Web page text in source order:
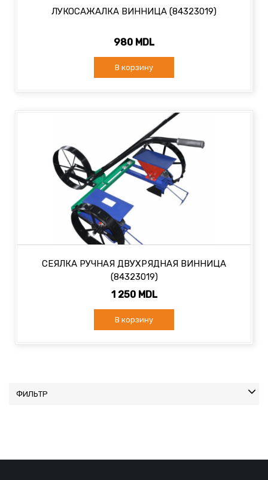
ЛУКОСАЖАЛКА ВИННИЦА (84323019)
980 MDL
В корзину
СЕЯЛКА РУЧНАЯ ДВУХРЯДНАЯ ВИННИЦА
(84323019)
1 250 MDL
В корзину
ФИЛЬТР